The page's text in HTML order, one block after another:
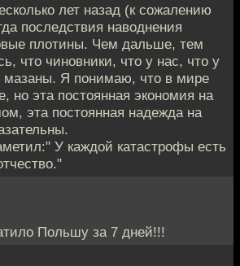
лет назад (к сожалению
последствия наводнения
плотины. Чем дальше, тем
что чиновники, что у нас, что у
Я понимаю, что в мире
но эта постоянная экономия на
эта постоянная надежда на
У каждой катастрофы есть
Польшу за 7 дней!!!